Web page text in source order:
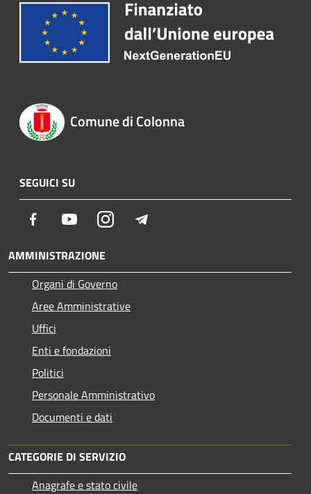
Comune di Colonna
SEGUICI SU
Facebook YoutubeInstagram
AMMINISTRAZIONE
Organi di Governo
Aree Amministrative
Uffici
Enti e fondazioni
Politici
Personale Amministrativo
Documenti e dati
CATEGORIE DI SERVIZIO
Anagrafe e stato civile